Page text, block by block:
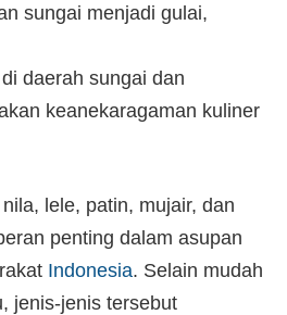
sungai menjadi gulai,
daerah sungai dan
keanekaragaman kuliner
lele, patin, mujair, dan
penting dalam asupan
Indonesia. Selain mudah
jenis-jenis tersebut